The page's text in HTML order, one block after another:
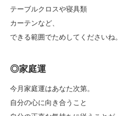
テーブルクロスや寝具類
カーテンなど、
できる範囲でためしてくださいね。
◎家庭運
今月家庭運はあなた次第。
自分の心に向き合うこと